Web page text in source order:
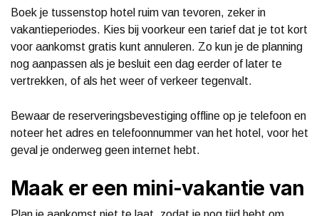
Boek je tussenstop hotel ruim van tevoren, zeker in
vakantieperiodes. Kies bij voorkeur een tarief dat je tot kort
voor aankomst gratis kunt annuleren. Zo kun je de planning
nog aanpassen als je besluit een dag eerder of later te
vertrekken, of als het weer of verkeer tegenvalt.
Bewaar de reserveringsbevestiging offline op je telefoon en
noteer het adres en telefoonnummer van het hotel, voor het
geval je onderweg geen internet hebt.
Maak er een mini-vakantie van